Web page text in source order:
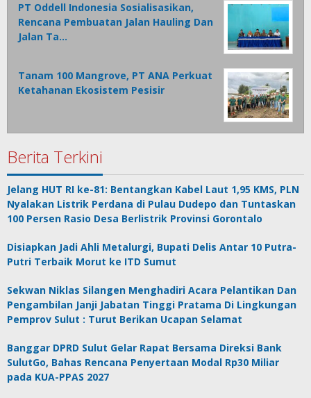
PT Oddell Indonesia Sosialisasikan,
Rencana Pembuatan Jalan Hauling Dan
Jalan Ta…
Tanam 100 Mangrove, PT ANA Perkuat
Ketahanan Ekosistem Pesisir
Berita Terkini
Jelang HUT RI ke-81: Bentangkan Kabel Laut 1,95 KMS, PLN
Nyalakan Listrik Perdana di Pulau Dudepo dan Tuntaskan
100 Persen Rasio Desa Berlistrik Provinsi Gorontalo
Disiapkan Jadi Ahli Metalurgi, Bupati Delis Antar 10 Putra-
Putri Terbaik Morut ke ITD Sumut
Sekwan Niklas Silangen Menghadiri Acara Pelantikan Dan
Pengambilan Janji Jabatan Tinggi Pratama Di Lingkungan
Pemprov Sulut : Turut Berikan Ucapan Selamat
Banggar DPRD Sulut Gelar Rapat Bersama Direksi Bank
SulutGo, Bahas Rencana Penyertaan Modal Rp30 Miliar
pada KUA-PPAS 2027